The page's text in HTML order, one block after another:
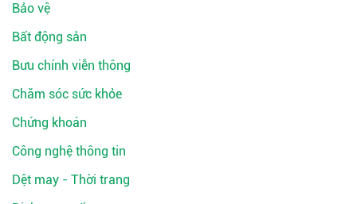
Bảo vệ
Bất động sản
Bưu chính viễn thông
Chăm sóc sức khỏe
Chứng khoán
Công nghệ thông tin
Dệt may - Thời trang